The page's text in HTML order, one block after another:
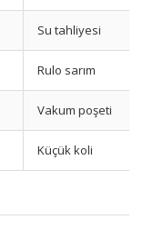
Su tahliyesi
Rulo sarım
Vakum poşeti
Küçük koli